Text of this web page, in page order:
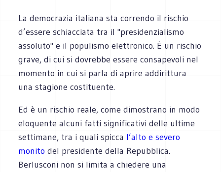
La democrazia italiana sta correndo il rischio
d’essere schiacciata tra il "presidenzialismo
assoluto" e il populismo elettronico. È un rischio
grave, di cui si dovrebbe essere consapevoli nel
momento in cui si parla di aprire addirittura
una stagione costituente.
Ed è un rischio reale, come dimostrano in modo
eloquente alcuni fatti significativi delle ultime
settimane, tra i quali spicca l’alto e severo
monito del presidente della Repubblica.
Berlusconi non si limita a chiedere una